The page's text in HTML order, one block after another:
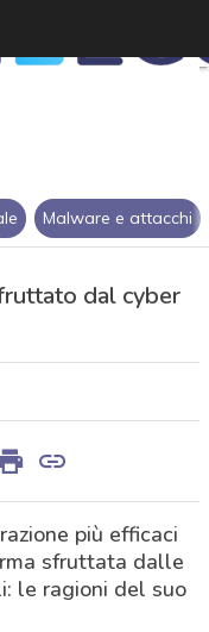
Malware e attacchi
dal cyber
più efficaci
sfruttata dalle
le ragioni del suo